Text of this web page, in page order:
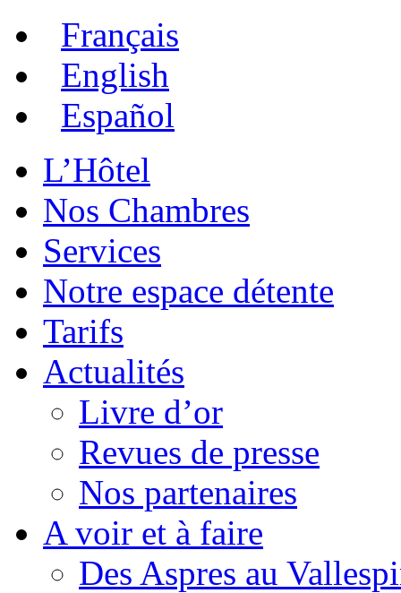
Français
English
Español
L’Hôtel
Nos Chambres
Services
Notre espace détente
Tarifs
Actualités
Livre d’or
Revues de presse
Nos partenaires
A voir et à faire
Des Aspres au